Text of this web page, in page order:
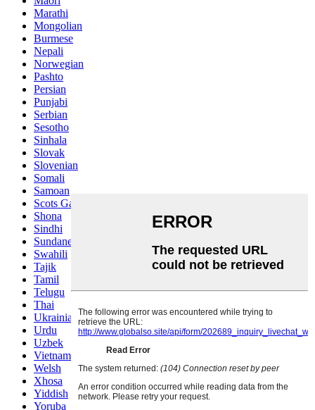
Marathi
Mongolian
Burmese
Nepali
Norwegian
Pashto
Persian
Punjabi
Serbian
Sesotho
Sinhala
Slovak
Slovenian
Somali
Samoan
Scots Gaelic
Shona
Sindhi
Sundanese
Swahili
Tajik
Tamil
Telugu
Thai
Ukrainian
Urdu
Uzbek
Vietnamese
Welsh
Xhosa
Yiddish
Yoruba